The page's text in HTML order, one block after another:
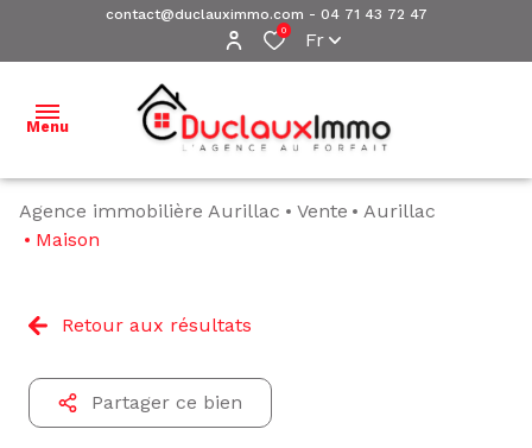
contact@duclauximmo.com - 04 71 43 72 47
0 Fr
Menu
ACCUEIL
BIENS À
VENDRE
NOS
BIENS
Agence immobilière Aurillac Vente
Aurillac
Maison
Retour aux résultats
Partager ce bien